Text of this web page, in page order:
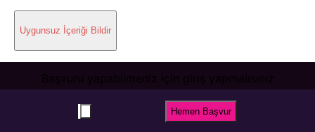
Giriş / Kayıt OlHemen Başvur
Uygunsuz İçeriği Bildir